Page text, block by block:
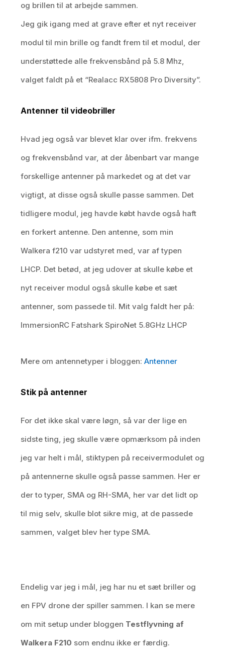
og brillen til at arbejde sammen.
Jeg gik igang med at grave efter et nyt receiver
modul til min brille og fandt frem til et modul, der
understøttede alle frekvensbånd på 5.8 Mhz,
valget faldt på et “Realacc RX5808 Pro Diversity”.
Antenner til videobriller
Hvad jeg også var blevet klar over ifm. frekvens
og frekvensbånd var, at der åbenbart var mange
forskellige antenner på markedet og at det var
vigtigt, at disse også skulle passe sammen. Det
tidligere modul, jeg havde købt havde også haft
en forkert antenne. Den antenne, som min
Walkera f210 var udstyret med, var af typen
LHCP. Det betød, at jeg udover at skulle købe et
nyt receiver modul også skulle købe et sæt
antenner, som passede til. Mit valg faldt her på:
ImmersionRC Fatshark SpiroNet 5.8GHz LHCP
Mere om antennetyper i bloggen: Antenner
Stik på antenner
For det ikke skal være løgn, så var der lige en
sidste ting, jeg skulle være opmærksom på inden
jeg var helt i mål, stiktypen på receivermodulet og
på antennerne skulle også passe sammen. Her er
der to typer, SMA og RH-SMA, her var det lidt op
til mig selv, skulle blot sikre mig, at de passede
sammen, valget blev her type SMA.
Endelig var jeg i mål, jeg har nu et sæt briller og
en FPV drone der spiller sammen. I kan se mere
om mit setup under bloggen Testflyvning af
Walkera F210 som endnu ikke er færdig.